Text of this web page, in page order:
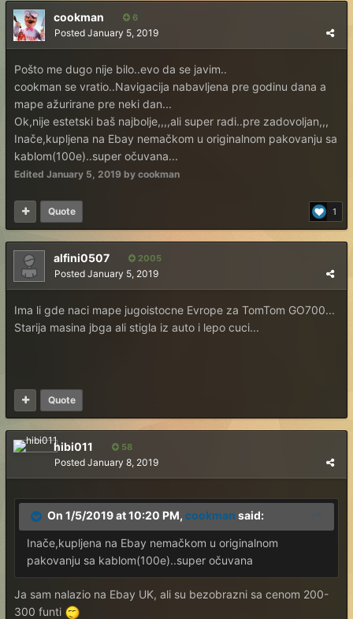
cookman 6
Posted January 5, 2019
Pošto me dugo nije bilo..evo da se javim..
cookman se vratio..Navigacija nabavljena pre godinu dana a
mape ažurirane pre neki dan...
Ok,nije estetski baš najbolje,,,,ali super radi..pre zadovoljan,,,
Inače,kupljena na Ebay nemačkom u originalnom pakovanju sa
kablom(100e)..super očuvana...
Edited January 5, 2019 by cookman
1
Quote
alfini0507 2005
Posted January 5, 2019
Ima li gde naci mape jugoistocne Evrope za TomTom GO700...
Starija masina jbga ali stigla iz auto i lepo cuci...
Quote
hibi011 58
Posted January 8, 2019
On 1/5/2019 at 10:20 PM, cookman said:
Inače,kupljena na Ebay nemačkom u originalnom
pakovanju sa kablom(100e)..super očuvana
Ja sam nalazio na Ebay UK, ali su bezobrazni sa cenom 200-
300 funti